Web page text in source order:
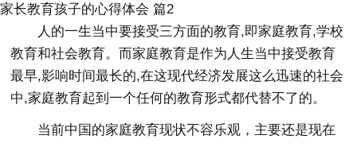
家长教育孩子的心得体会 篇2
人的一生当中要接受三方面的教育,即家庭教育,学校
教育和社会教育。而家庭教育是作为人生当中接受教育
最早,影响时间最长的,在这现代经济发展这么迅速的社会
中,家庭教育起到一个任何的教育形式都代替不了的。
当前中国的家庭教育现状不容乐观，主要还是现在